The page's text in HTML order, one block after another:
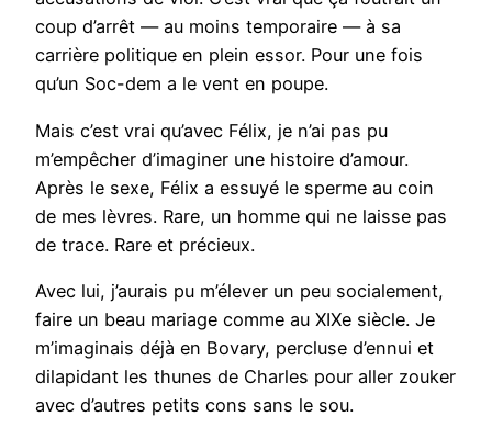
coup d’arrêt — au moins temporaire — à sa
carrière politique en plein essor. Pour une fois
qu’un Soc-dem a le vent en poupe.
Mais c’est vrai qu’avec Félix, je n’ai pas pu
m’empêcher d’imaginer une histoire d’amour.
Après le sexe, Félix a essuyé le sperme au coin
de mes lèvres. Rare, un homme qui ne laisse pas
de trace. Rare et précieux.
Avec lui, j’aurais pu m’élever un peu socialement,
faire un beau mariage comme au XIXe siècle. Je
m’imaginais déjà en Bovary, percluse d’ennui et
dilapidant les thunes de Charles pour aller zouker
avec d’autres petits cons sans le sou.